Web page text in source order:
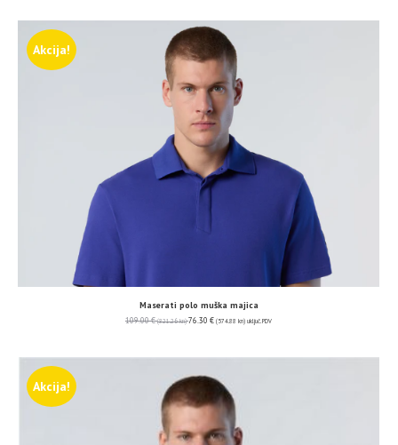
Akcija!
Maserati polo muška majica
109.00€ (821.26 kn) 76.30 € (574.88 kn) uključ. PDV
Akcija!